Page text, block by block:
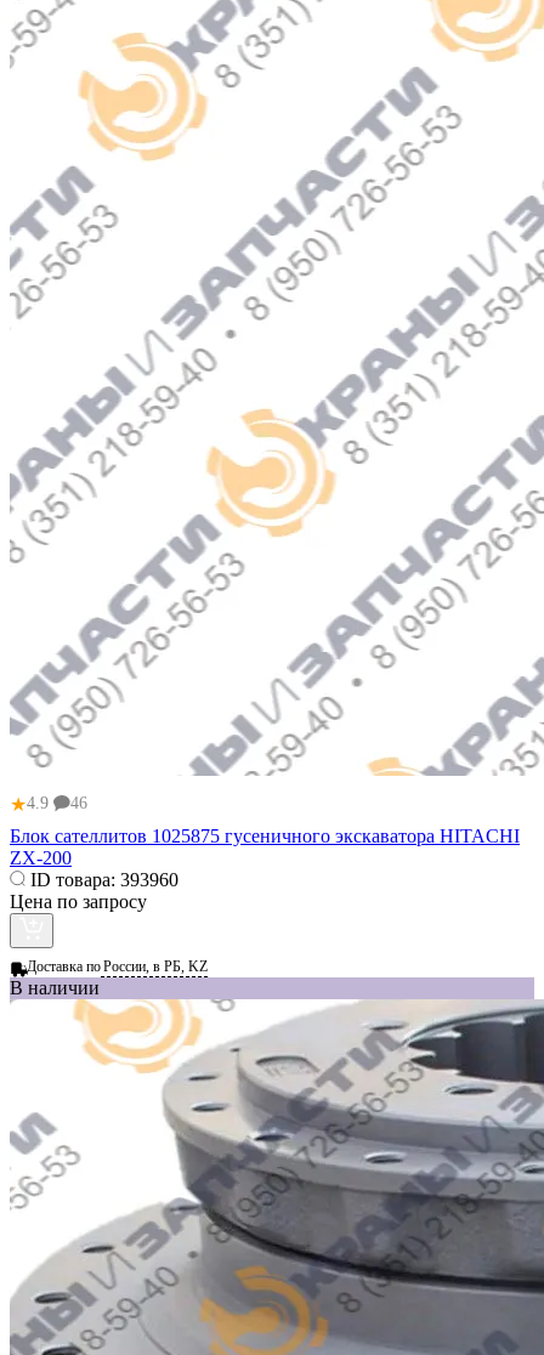
★4.9 46
Блок сателлитов 1025875 гусеничного экскаватора HITACHI
ZX-200
ID товара: 393960
Цена по запросу
Доставка поРоссии, в РБ, KZ
В наличии